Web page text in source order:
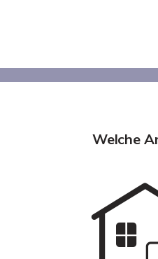
Welche